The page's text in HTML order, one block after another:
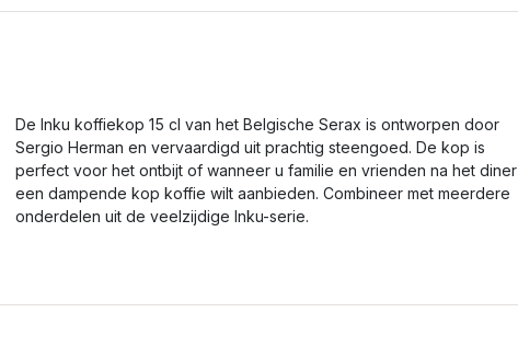
De Inku koffiekop 15 cl van het Belgische Serax is ontworpen door
Sergio Herman en vervaardigd uit prachtig steengoed. De kop is
perfect voor het ontbijt of wanneer u familie en vrienden na het diner
een dampende kop koffie wilt aanbieden. Combineer met meerdere
onderdelen uit de veelzijdige Inku-serie.